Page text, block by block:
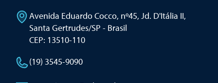
Avenida Eduardo Cocco, nº45, Jd. D'Itália II,
Santa Gertrudes/SP - Brasil
CEP: 13510-110
(19) 3545-9090